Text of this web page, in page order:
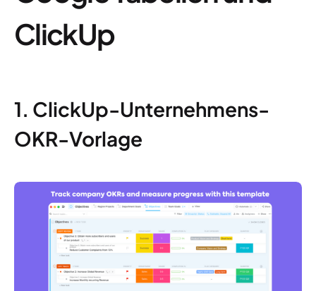
ClickUp
1. ClickUp-Unternehmens-
OKR-Vorlage